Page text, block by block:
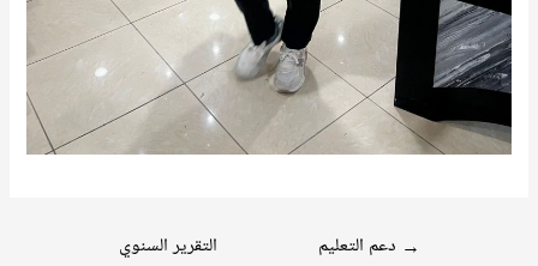
تصفّح
→ دعم التعليم
التقرير السنوي